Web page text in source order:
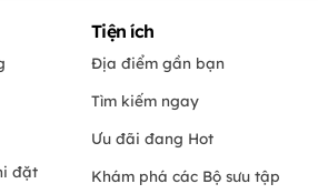
đặt
Tiện ích
Địa điểm gần bạn
Tìm kiếm ngay
Ưu đãi đang Hot
Khám phá các Bộ sưu tập